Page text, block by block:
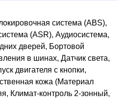
система (ABS),
(ASR), Аудиосистема,
дверей, Бортовой
в шинах, Датчик света,
двигателя с кнопки,
кожа (Материал
Климат-контроль 2-зонный,